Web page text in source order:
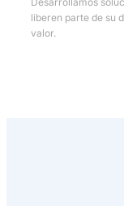
liberen parte de su
valor.